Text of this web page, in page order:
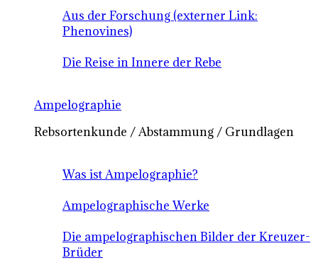
Aus der Forschung (externer Link:
Phenovines)
Die Reise in Innere der Rebe
Ampelographie
Rebsortenkunde / Abstammung / Grundlagen
Was ist Ampelographie?
Ampelographische Werke
Die ampelographischen Bilder der Kreuzer-
Brüder